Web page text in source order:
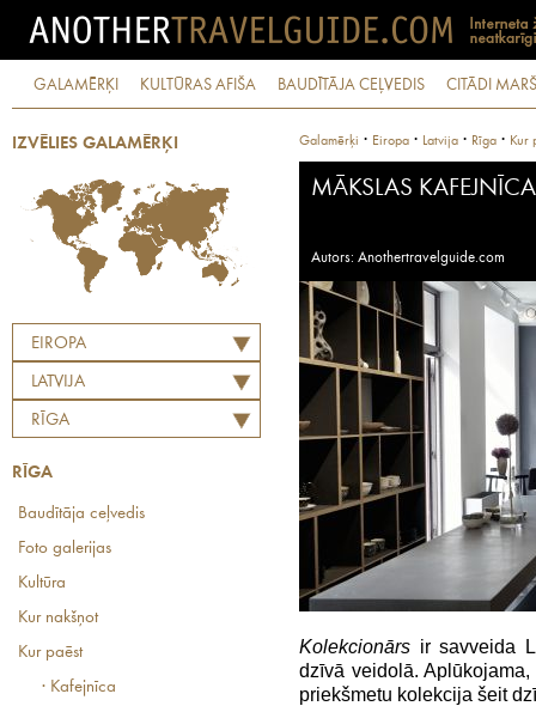
GALAMĒRĶI KULTŪRAS AFIŠA BAUDĪTĀJA CEĻVEDIS CITĀDI
IZVĒLIES GALAMĒRĶI
EIROPA
LATVIJA
RĪGA
RĪGA
Baudītāja ceļvedis
Foto galerijas
Kultūra
Kur nakšņot
Kur paēst
· Kafejnīca
Galamērķi · Eiropa · Latvija · Rīga · Kur
MĀKSLAS
Autors: Anothertravelguide.com
Kolekcionārs ir savveida
dzīvā veidolā.
priekšmetu kolekcija šeit